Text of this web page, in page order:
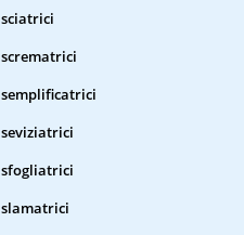
sciatrici
scrematrici
semplificatrici
seviziatrici
sfogliatrici
slamatrici